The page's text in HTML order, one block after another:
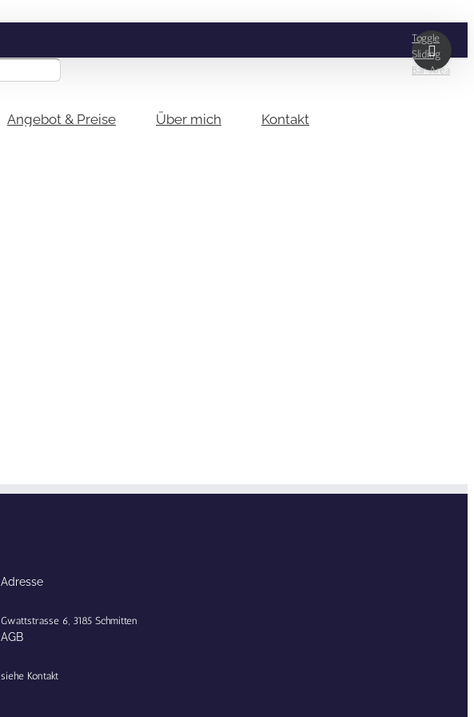
Angebot & Preise Über mich Kontakt
Adresse
Gwattstrasse 6, 3185 Schmitten
AGB
siehe Kontakt
Toggle
Sliding
Bar Area